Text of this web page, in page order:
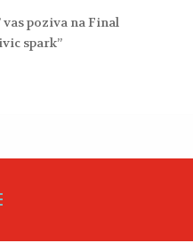
poziva na Final
spark”